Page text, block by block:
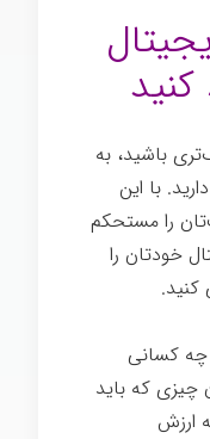
باشید، به
با این
را مستحکم
خودتان را
کنيد.
چه کسانی
چیزی که باید
ارزش